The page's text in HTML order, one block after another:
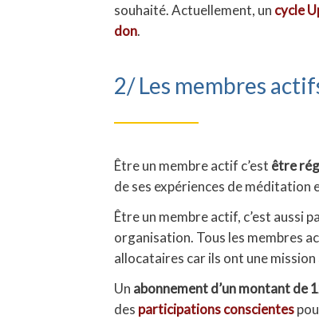
souhaité. Actuellement, un cycle
don.
2/ Les membres
Être un membre actif c’est être
de ses expériences de méditation
Être un membre actif, c’est aussi
organisation. Tous les membres
allocataires car ils ont une
Un abonnement d’un montant de
des participations conscientes